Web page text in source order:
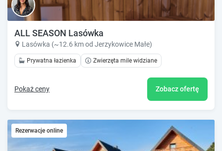
ALL SEASON Lasówka
Lasówka (~12.6 km od Jerzykowice Małe)
Prywatna łazienka Zwierzęta mile widziane
Pokaż ceny Zobacz ofertę
Rezerwacje online